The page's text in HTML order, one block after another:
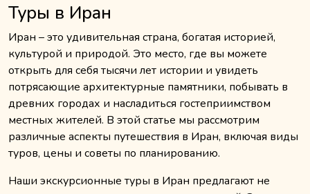
Туры в Иран
Иран – это удивительная страна, богатая историей,
культурой и природой. Это место, где вы можете
открыть для себя тысячи лет истории и увидеть
потрясающие архитектурные памятники, побывать в
древних городах и насладиться гостеприимством
местных жителей. В этой статье мы рассмотрим
различные аспекты путешествия в Иран, включая виды
туров, цены и советы по планированию.
Наши экскурсионные туры в Иран предлагают не